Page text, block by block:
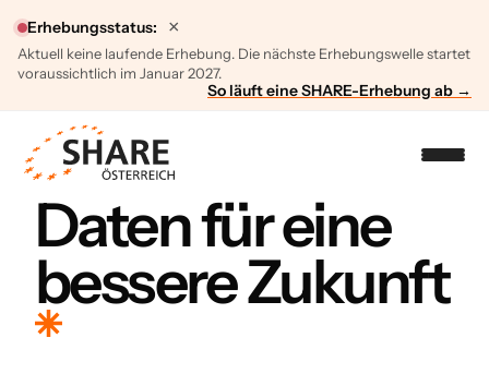
Erhebungsstatus:
Aktuell keine laufende Erhebung. Die nächste Erhebungswelle startet
voraussichtlich im Januar 2027.
So läuft eine SHARE-Erhebung ab →
×
Daten für eine
bessere Zukunft